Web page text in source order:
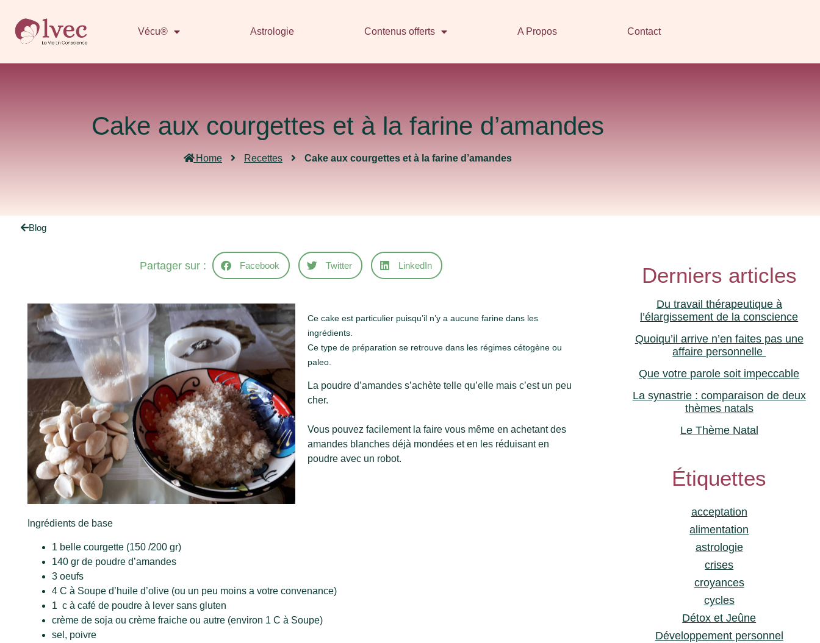
Vécu® Astrologie Contenus offerts A Propos Contact
Cake aux courgettes et à la farine d’amandes
Home Recettes Cake aux courgettes et à la farine d’amandes
Blog
Partager sur : Facebook Twitter LinkedIn
Ce cake est particulier puisqu’il n’y a aucune farine dans les
ingrédients.
Ce type de préparation se retrouve dans les régimes cétogène ou
paleo.
La poudre d’amandes s’achète telle qu’elle mais c’est un peu
cher.
Vous pouvez facilement la faire vous même en achetant des
amandes blanches déjà mondées et en les réduisant en
poudre avec un robot.
Ingrédients de base
1 belle courgette (150 /200 gr)
140 gr de poudre d’amandes
3 oeufs
4 C à Soupe d’huile d’olive (ou un peu moins a votre convenance)
1 c à café de poudre à lever sans gluten
crème de soja ou crème fraiche ou autre (environ 1 C à Soupe)
sel, poivre
Derniers articles
Du travail thérapeutique à
l’élargissement de la conscience
Quoiqu’il arrive n’en faites pas une
affaire personnelle
Que votre parole soit impeccable
La synastrie : comparaison de deux
thèmes natals
Le Thème Natal
Étiquettes
acceptation
alimentation
astrologie
crises
croyances
cycles
Détox et Jeûne
Développement personnel